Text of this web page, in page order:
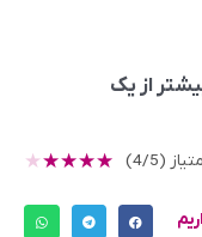
از یک
(4/5)
★
★
★
★
★